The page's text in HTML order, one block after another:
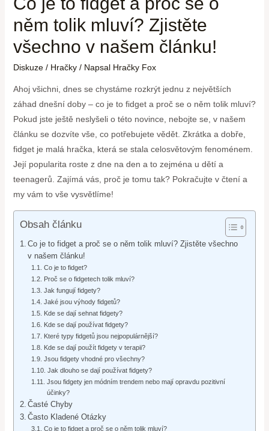
něm tolik mluví? Zjistěte
všechno v našem článku!
Diskuze / Hračky/ Napsal Hračky Fox
Ahoj všichni, dnes se chystáme rozkrýt jednu z největších
záhad dnešní doby – co je to fidget a proč se o něm tolik mluví?
Pokud jste ještě neslyšeli o této novince, nebojte se, v našem
článku se dozvíte vše, co potřebujete vědět. Zkrátka a dobře,
fidget je malá hračka, která se stala celosvětovým fenoménem.
Její popularita roste z dne na den a to zejména u dětí a
teenagerů. Zajímá vás, proč je tomu tak? Pokračujte v čtení a
my vám to vše vysvětlíme!
Obsah článku
Co je to fidget a proč se o něm tolik mluví? Zjistěte všechno
v našem článku!
Co je to fidget?
Proč se o fidgetech tolik mluví?
Jak fungují fidgety?
Jaké jsou výhody fidgetů?
Kde se dají sehnat fidgety?
Kde se dají používat fidgety?
Které typy fidgetů jsou nejpopulárnější?
Kde se dají použít fidgety v terapii?
Jsou fidgety vhodné pro všechny?
Jak dlouho se dají používat fidgety?
Jsou fidgety jen módním trendem nebo mají opravdu pozitivní
účinky?
Časté Chyby
Často Kladené Otázky
Co je to fidget a proč se o něm tolik mluví?